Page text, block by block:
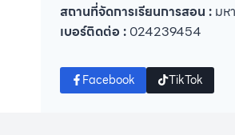
สถานที่จัดการเรียนการสอน : มห
เบอร์ติดต่อ : 024239454
Facebook TikTok